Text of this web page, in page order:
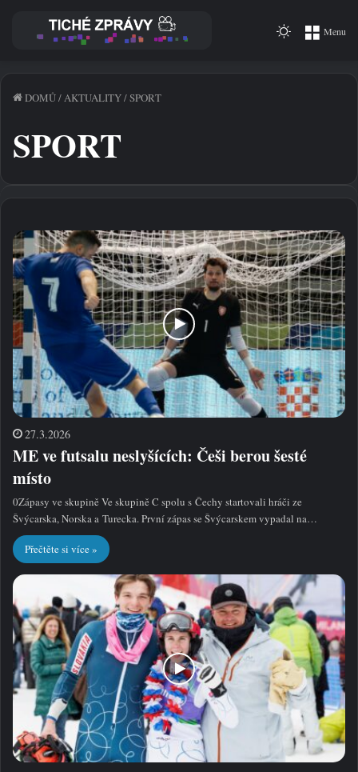
Menu
Switch
DOMŮ/ AKTUALITY/SPORT
SPORT
27.3.2026
ME ve futsalu neslyšících: Češi berou šesté
místo
0Zápasy ve skupině Ve skupině C spolu s Čechy startovali hráči ze
Švýcarska, Norska a Turecka. První zápas se Švýcarskem vypadal na…
Přečtěte si více »